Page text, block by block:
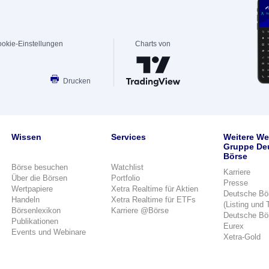
Einstellungen
Drucken
Charts von
Wissen
Börse besuchen
Über die Börsen
Wertpapiere
Handeln
Börsenlexikon
Publikationen
Events und Webinare
Services
Watchlist
Portfolio
Xetra Realtime für Aktien
Xetra Realtime für ETFs
Karriere @Börse
Weitere
Gruppe
Börse
Karriere
Presse
Deutsche
(Listing und
Deutsche
Eurex
Xetra-Gold